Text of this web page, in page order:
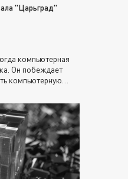
"Царьград"
компьютерная
Он побеждает
компьютерную